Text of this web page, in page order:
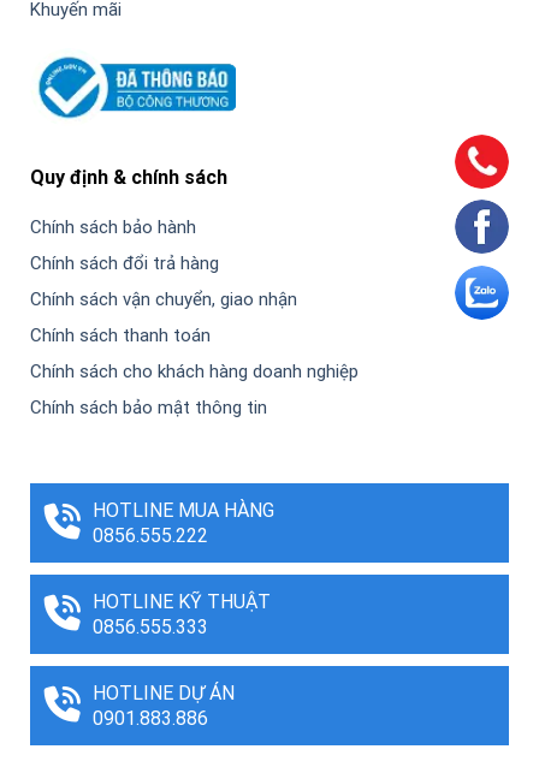
Khuyến mãi
Quy định & chính sách
Chính sách bảo hành
Chính sách đổi trả hàng
Chính sách vận chuyển, giao nhận
Chính sách thanh toán
Chính sách cho khách hàng doanh nghiệp
Chính sách bảo mật thông tin
HOTLINE MUA HÀNG
0856.555.222
HOTLINE KỸ THUẬT
0856.555.333
HOTLINE DỰ ÁN
0901.883.886